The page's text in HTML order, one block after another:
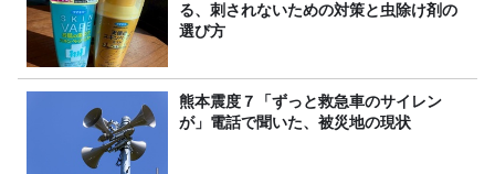
る、刺されないための対策と虫除け剤の
選び方
熊本震度７「ずっと救急車のサイレン
が」電話で聞いた、被災地の現状